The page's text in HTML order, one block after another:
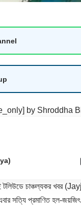
by Shroddha
চাঞ্চল্যকর খবর (
সত্যি প্রমাণিত হল-জয়জিৎ